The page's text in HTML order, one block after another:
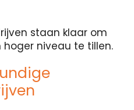
staan klaar om
niveau te tillen.